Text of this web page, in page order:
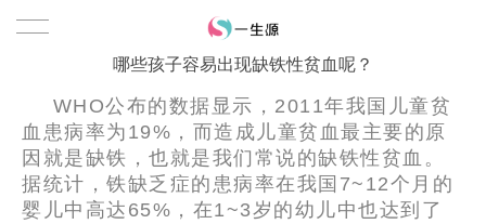
哪些孩子容易出现缺铁性贫血呢？
WHO公布的数据显示，2011年我国儿童贫
血患病率为19%，而造成儿童贫血最主要的原
因就是缺铁，也就是我们常说的缺铁性贫血。
据统计，铁缺乏症的患病率在我国7~12个月的
婴儿中高达65%，在1~3岁的幼儿中也达到了